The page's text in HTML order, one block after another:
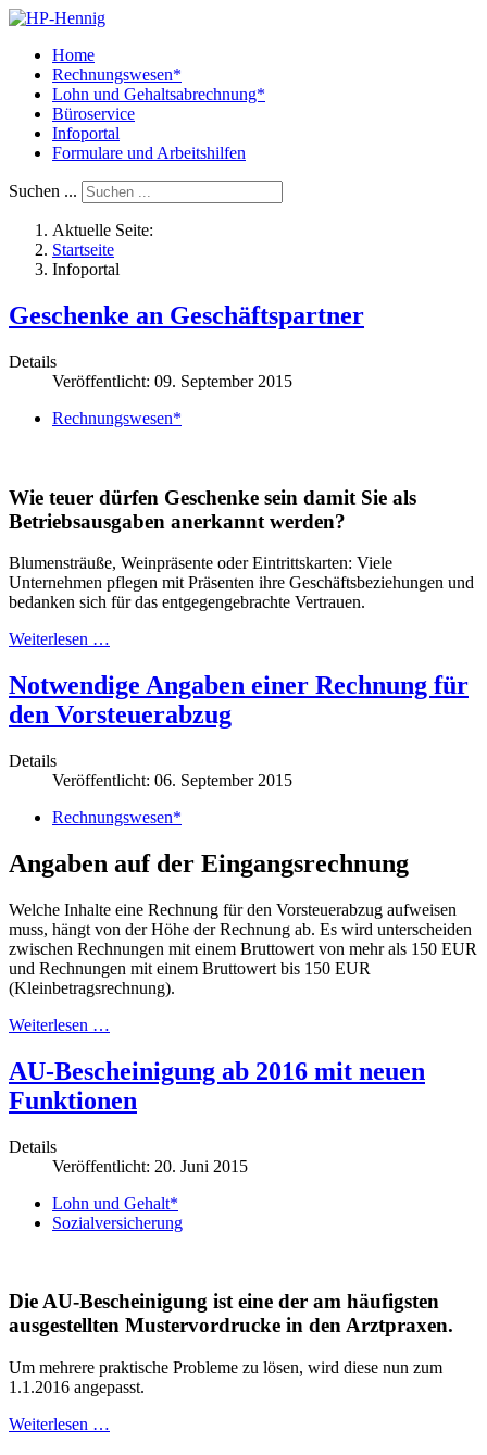
Home
Rechnungswesen*
Lohn und Gehaltsabrechnung*
Büroservice
Infoportal
Formulare und Arbeitshilfen
Suchen ...
Aktuelle Seite:
Startseite
Infoportal
Geschenke an Geschäftspartner
Details
Veröffentlicht: 09. September 2015
Rechnungswesen*
Wie teuer dürfen Geschenke sein damit Sie als
Betriebsausgaben anerkannt werden?
Blumensträuße, Weinpräsente oder Eintrittskarten: Viele
Unternehmen pflegen mit Präsenten ihre Geschäftsbeziehungen und
bedanken sich für das entgegengebrachte Vertrauen.
Weiterlesen …
Notwendige Angaben einer Rechnung für
den Vorsteuerabzug
Details
Veröffentlicht: 06. September 2015
Rechnungswesen*
Angaben auf der Eingangsrechnung
Welche Inhalte eine Rechnung für den Vorsteuerabzug aufweisen
muss, hängt von der Höhe der Rechnung ab. Es wird unterscheiden
zwischen Rechnungen mit einem Bruttowert von mehr als 150 EUR
und Rechnungen mit einem Bruttowert bis 150 EUR
(Kleinbetragsrechnung).
Weiterlesen …
AU-Bescheinigung ab 2016 mit neuen
Funktionen
Details
Veröffentlicht: 20. Juni 2015
Lohn und Gehalt*
Sozialversicherung
Die AU-Bescheinigung ist eine der am häufigsten
ausgestellten Mustervordrucke in den Arztpraxen.
Um mehrere praktische Probleme zu lösen, wird diese nun zum
1.1.2016 angepasst.
Weiterlesen …